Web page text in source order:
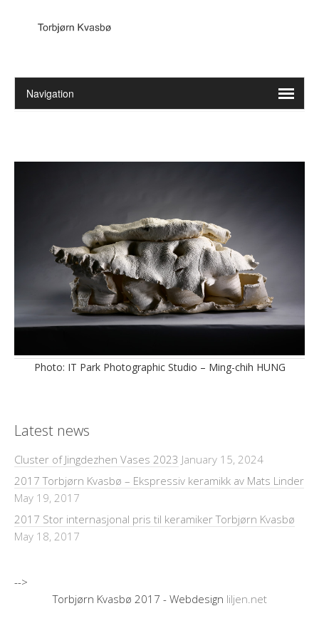
Photo: IT Park Photographic Studio – Ming-chih HUNG
Latest news
Cluster of Jingdezhen Vases 2023 January 15, 2024
2017 Torbjørn Kvasbø – Ekspressiv keramikk av Mats Linder
May 19, 2017
2017 Stor internasjonal pris til keramiker Torbjørn Kvasbø
May 18, 2017
-->
Torbjørn Kvasbø 2017 - Webdesign liljen.net